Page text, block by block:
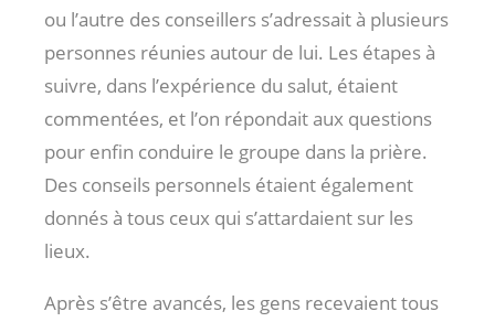
ou l’autre des conseillers s’adressait à plusieurs
personnes réunies autour de lui. Les étapes à
suivre, dans l’expérience du salut, étaient
commentées, et l’on répondait aux questions
pour enfin conduire le groupe dans la prière.
Des conseils personnels étaient également
donnés à tous ceux qui s’attardaient sur les
lieux.
Après s’être avancés, les gens recevaient tous